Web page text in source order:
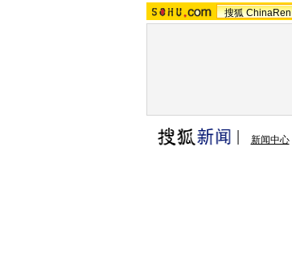
搜狐 ChinaRen
新闻中心